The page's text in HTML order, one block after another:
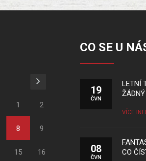
1 2
8 9
15 16
CO SE U
19
ČVN
LETNÍ
VÍCE
08
ČVN
CO